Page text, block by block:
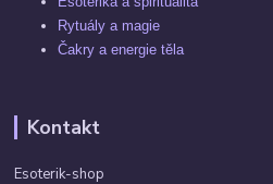
Rytuály a magie
Čakry a energie těla
Kontakt
Esoterik-shop